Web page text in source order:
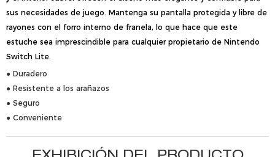
sus necesidades de juego. Mantenga su pantalla protegida y libre de
rayones con el forro interno de franela, lo que hace que este
estuche sea imprescindible para cualquier propietario de Nintendo
Switch Lite.
● Duradero
● Resistente a los arañazos
● Seguro
● Conveniente